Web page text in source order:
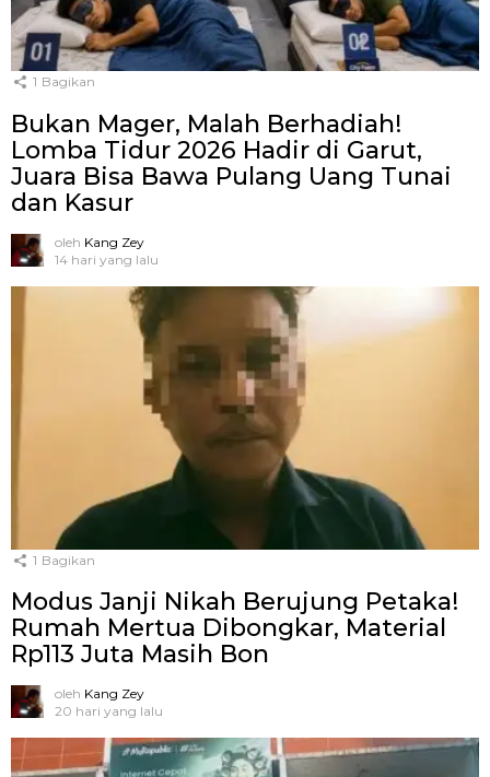
1 Bagikan
Bukan Mager, Malah Berhadiah!
Lomba Tidur 2026 Hadir di Garut,
Juara Bisa Bawa Pulang Uang Tunai
dan Kasur
oleh Kang Zey
14 hari yang lalu
1 Bagikan
Modus Janji Nikah Berujung Petaka!
Rumah Mertua Dibongkar, Material
Rp113 Juta Masih Bon
oleh Kang Zey
20 hari yang lalu